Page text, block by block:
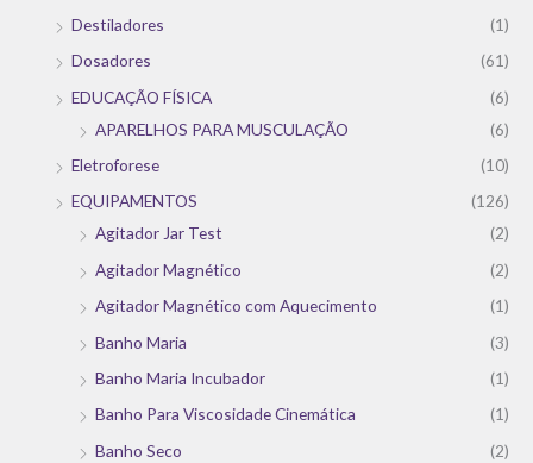
Destiladores
(1)
Dosadores
(61)
EDUCAÇÃO FÍSICA
(6)
APARELHOS PARA MUSCULAÇÃO
(6)
Eletroforese
(10)
EQUIPAMENTOS
(126)
Agitador Jar Test
(2)
Agitador Magnético
(2)
Agitador Magnético com Aquecimento
(1)
Banho Maria
(3)
Banho Maria Incubador
(1)
Banho Para Viscosidade Cinemática
(1)
Banho Seco
(2)